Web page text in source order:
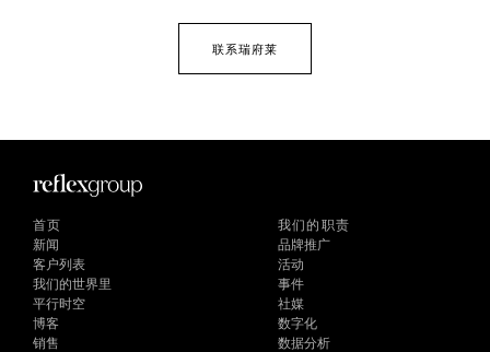
联系瑞府莱
首页
新闻
客户列表
我们的世界里
平行时空
博客
销售
我们的职责
品牌推广
活动
事件
社媒
数字化
数据分析